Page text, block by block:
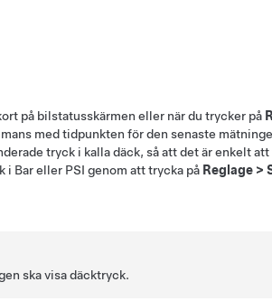
på bilstatusskärmen eller när du trycker på
med tidpunkten för den senaste
tryck i kalla däck, så att det är enkelt
i Bar eller PSI genom att trycka på Reglage >
ska visa däcktryck.